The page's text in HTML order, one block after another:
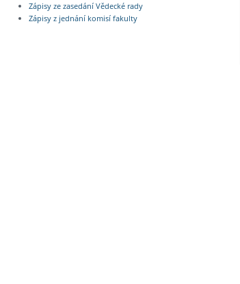
Zápisy ze zasedání Vědecké rady
Zápisy z jednání komisí fakulty